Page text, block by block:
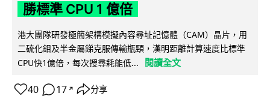
勝標準 CPU 1 億倍
港大團隊研發極簡架構模擬內容尋址記憶體（CAM）晶片，用
二硫化鉬及半金屬銻克服傳輸瓶頸，漢明距離計算速度比標準
CPU快1億倍，每次搜尋耗能低...
閱讀全文
40 17 ↗ 分享